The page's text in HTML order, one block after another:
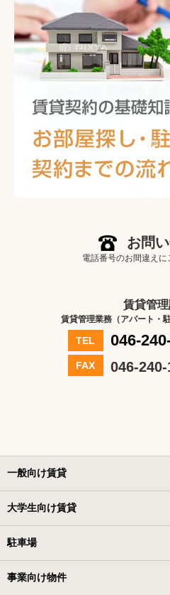
お問
電話番号のお間違えに
賃貸管
賃貸管理業務（アパート・
TEL 046-
FAX 046-
一般向け賃貸
大学生向け賃貸
駐車場
事業向け物件